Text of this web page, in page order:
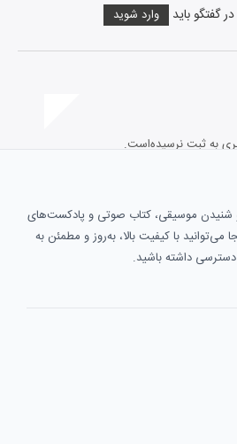
گفتگو باید وارد شوید
به ثبت نرسیده‌است.
شنیدن موسیقی، کتاب صوتی و پادکست‌های
با کیفیت بالا، به‌روز و مطمئن به
داشته باشید.